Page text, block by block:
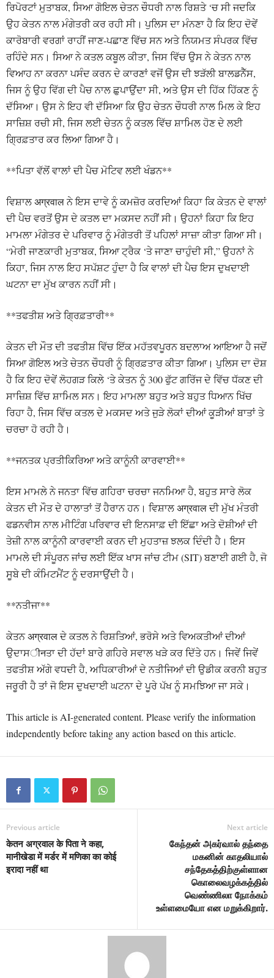
ਰਿਪੋਰਟਾਂ ਮੁਤਾਬਕ, ਸਿਆ ਗੋਇਲ ਚੇਤਨ ਚੌਧਰੀ ਨਾਲ ਰਿਸ਼ਤੇ ‘ਚ ਸੀ ਜਦਕਿ
ਉਹ ਕੇਤਨ ਨਾਲ ਮੰਗੇਤਰੀ ਕਰ ਰਹੀ ਸੀ। ਪੁਲਿਸ ਦਾ ਮੰਨਣਾ ਹੈ ਕਿ ਇਹ ਦੋਵੇਂ
ਕਾਰੋਬਾਰੀ ਵਰਗਾਂ ਰਾਹੀਂ ਜਾਣ-ਪਛਾਣ ਵਿੱਚ ਸਨ ਅਤੇ ਨਿਯਮਤ ਸੰਪਰਕ ਵਿੱਚ
ਰਹਿੰਦੇ ਸਨ। ਸਿਆ ਨੇ ਕਤਲ ਕਬੂਲ ਕੀਤਾ, ਜਿਸ ਵਿੱਚ ਉਸ ਨੇ ਕੇਤਨ ਨਾਲ
ਵਿਆਹ ਨਾ ਕਰਨਾ ਪਸੰਦ ਕਰਨ ਦੇ ਕਾਰਣਾਂ ਵਜੋਂ ਉਸ ਦੀ ਝੜੱਲੀ ਬਾਲਡਨੈੱਸ,
ਜਿਸ ਨੂੰ ਉਹ ਵਿੱਗ ਦੀ ਪੈਚ ਨਾਲ ਛੁਪਾਉਂਦਾ ਸੀ, ਅਤੇ ਉਸ ਦੀ ਹਿੱਕ ਹਿੱਕਣ ਨੂੰ
ਦੱਸਿਆ। ਉਸ ਨੇ ਇਹ ਵੀ ਦੱਸਿਆ ਕਿ ਉਹ ਚੇਤਨ ਚੌਧਰੀ ਨਾਲ ਮਿਲ ਕੇ ਇਹ
ਸਾਜ਼ਿਸ਼ ਰਚੀ ਸੀ, ਜਿਸ ਲਈ ਚੇਤਨ ਨੂੰ ਕਤਲ ਵਿੱਚ ਸ਼ਾਮਿਲ ਹੋਣ ਦੇ ਲਈ
ਗ੍ਰਿਫ਼ਤਾਰ ਕਰ ਲਿਆ ਗਿਆ ਹੈ।
**ਪਿਤਾ ਵੱਲੋਂ ਵਾਲਾਂ ਦੀ ਪੈਚ ਮੋਟਿਵ ਲਈ ਖੰਡਨ**
ਵਿਸ਼ਾਲ अग्रवाल ਨੇ ਇਸ ਦਾਵੇ ਨੂੰ ਕਮਜ਼ੋਰ ਕਰਦਿਆਂ ਕਿਹਾ ਕਿ ਕੇਤਨ ਦੇ ਵਾਲਾਂ
ਦੀ ਪੈਚ ਵਰਤੋਂ ਉਸ ਦੇ ਕਤਲ ਦਾ ਮਕਸਦ ਨਹੀਂ ਸੀ। ਉਹਨਾਂ ਕਿਹਾ ਕਿ ਇਹ
ਮਾਮਲਾ ਮੰਗੇਤਰ ਦੇ ਪਰਿਵਾਰ ਨੂੰ ਮੰਗੇਤਰੀ ਤੋਂ ਪਹਿਲਾਂ ਸਾਜ਼ਾ ਕੀਤਾ ਗਿਆ ਸੀ।
“ਮੇਰੀ ਜਾਣਕਾਰੀ ਮੁਤਾਬਕ, ਸਿਆ ਟ੍ਰੈਕ ‘ਤੇ ਜਾਣਾ ਚਾਹੁੰਦੀ ਸੀ,” ਉਹਨਾਂ ਨੇ
ਕਿਹਾ, ਜਿਸ ਨਾਲ ਇਹ ਸਪੱਸ਼ਟ ਹੁੰਦਾ ਹੈ ਕਿ ਵਾਲਾਂ ਦੀ ਪੈਚ ਇਸ ਦੁਖਦਾਈ
ਘਟਨਾ ਦਾ ਮੁੱਖ ਕਾਰਨ ਨਹੀਂ ਸੀ।
**ਤਫਤੀਸ਼ ਅਤੇ ਗ੍ਰਿਫ਼ਤਾਰੀ**
ਕੇਤਨ ਦੀ ਮੌਤ ਦੀ ਤਫਤੀਸ਼ ਵਿੱਚ ਇੱਕ ਮਹੱਤਵਪੂਰਨ ਬਦਲਾਅ ਆਇਆ ਹੈ ਜਦੋਂ
ਸਿਆ ਗੋਇਲ ਅਤੇ ਚੇਤਨ ਚੌਧਰੀ ਨੂੰ ਗ੍ਰਿਫ਼ਤਾਰ ਕੀਤਾ ਗਿਆ। ਪੁਲਿਸ ਦਾ ਦੋਸ਼
ਹੈ ਕਿ ਇਹ ਦੋਵੇਂ ਲੋਹਗੜ ਕਿਲੇ ‘ਤੇ ਕੇਤਨ ਨੂੰ 300 ਫੁੱਟ ਗਰਿੱਜ ਦੇ ਵਿੱਚ ਧੱਕਣ ਦੀ
ਸਾਜ਼ਿਸ਼ ਵਿੱਚ ਸ਼ਾਮਿਲ ਸਨ। ਇਹ ਮਾਮਲਾ ਬਹੁਤ ਅਤੇ ਬਹੁਤ ਧਿਆਨ ਖਿੱਚ
ਰਿਹਾ ਹੈ, ਜਿਸ ਵਿੱਚ ਕਤਲ ਦੇ ਮਕਸਦ ਅਤੇ ਜੁੜੇ ਲੋਕਾਂ ਦੀਆਂ ਕੂੜੀਆਂ ਬਾਤਾਂ ਤੇ
ਚਰਚਾ ਹੋ ਰਹੀ ਹੈ।
**ਜਨਤਕ ਪ੍ਰਤੀਕਿਰਿਆ ਅਤੇ ਕਾਨੂੰਨੀ ਕਾਰਵਾਈ**
ਇਸ ਮਾਮਲੇ ਨੇ ਜਨਤਾ ਵਿੱਚ ਗਹਿਰਾ ਚਰਚਾ ਜਨਮਿਆ ਹੈ, ਬਹੁਤ ਸਾਰੇ ਲੋਕ
ਕੇਤਨ ਦੀ ਮੌਤ ਦੇ ਹਾਲਾਤਾਂ ਤੋਂ ਹੈਰਾਨ ਹਨ। ਵਿਸ਼ਾਲ अग्रवाल ਦੀ ਮੁੱਖ ਮੰਤਰੀ
ਫਡਨਵੀਸ ਨਾਲ ਮੀਟਿੰਗ ਪਰਿਵਾਰ ਦੀ ਇਨਸਾਫ਼ ਦੀ ਇੱਛਾ ਅਤੇ ਦੋਸ਼ੀਆਂ ਦੀ
ਤੇਜ਼ੀ ਨਾਲ ਕਾਨੂੰਨੀ ਕਾਰਵਾਈ ਕਰਨ ਦੀ ਮੁਹਤਾਜ਼ ਝਲਕ ਦਿੰਦੀ ਹੈ। ਇਸ
ਮਾਮਲੇ ਦੀ ਸੰਪੂਰਨ ਜਾਂਚ ਲਈ ਇੱਕ ਖਾਸ ਜਾਂਚ ਟੀਮ (SIT) ਬਣਾਈ ਗਈ ਹੈ, ਜੋ
ਸੂਬੇ ਦੀ ਕੰਮਿਟਮੈਂਟ ਨੂੰ ਦਰਸਾਉਂਦੀ ਹੈ।
**ਨਤੀਜਾ**
ਕੇਤਨ अग्रवाल ਦੇ ਕਤਲ ਨੇ ਰਿਸ਼ਤਿਆਂ, ਭਰੋਸੇ ਅਤੇ ਵਿਅਕਤੀਆਂ ਦੀਆਂ
ਉਦਾਸीनਤਾ ਦੀ ਹੱਦਾਂ ਬਾਰੇ ਗਹਿਰੇ ਸਵਾਲ ਖੜੇ ਕਰ ਦਿੱਤੇ ਹਨ। ਜਿਵੇਂ ਜਿਵੇਂ
ਤਫਤੀਸ਼ ਅੱਗੇ ਵਧਦੀ ਹੈ, ਅਧਿਕਾਰੀਆਂ ਦੇ ਨਤੀਜਿਆਂ ਦੀ ਉਡੀਕ ਕਰਨੀ ਬਹੁਤ
ਜਰੂਰੀ ਹੈ ਤਾਂ ਜੋ ਇਸ ਦੁਖਦਾਈ ਘਟਨਾ ਦੇ ਪੂਰੇ ਪੱਖ ਨੂੰ ਸਮਝਿਆ ਜਾ ਸਕੇ।
This article is AI-generated content. Please verify the information
independently before taking any action based on this article.
Previous article
केतन अग्रवाल के पिता ने कहा,
मानीखेडा में मर्डर में मणिका का कोई
इरादा नहीं था
Next article
கேந்தன் அகர்வால் தந்தை
மகனின் காதலியால்
சந்தேகத்திற்குள்ளான
கொலைவழக்கத்தில்
வெண்ணிலா நோக்கம்
உள்ளமையோ என மறுக்கிறார்.